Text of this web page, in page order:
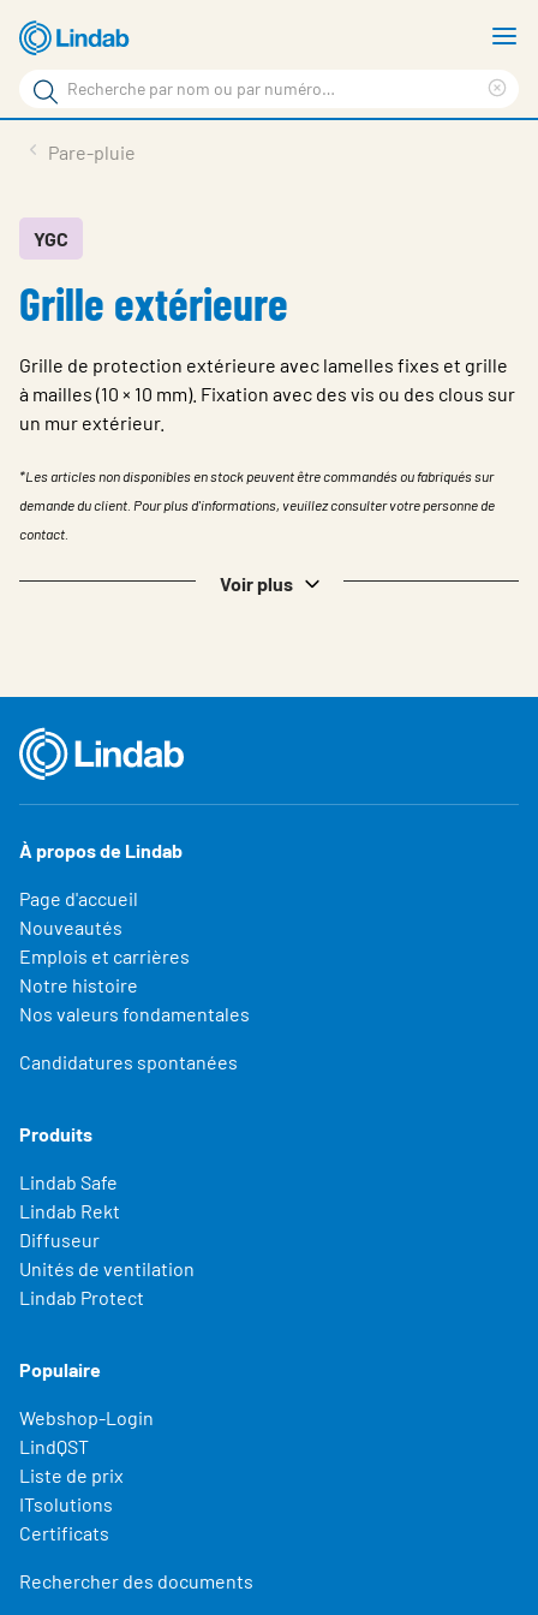
Aller
au
contenu
principal
Rechercher
Rechercher
sur
site
En vedette
À propos de Lindab
Downloads
Choisir la langue
Switzerland - French
Pare-pluie
YGC
Grille extérieure
Grille de protection extérieure avec lamelles fixes et grille
à mailles (10 × 10 mm). Fixation avec des vis ou des clous sur
un mur extérieur.
*Les articles non disponibles en stock peuvent être commandés ou fabriqués sur
demande du client. Pour plus d'informations, veuillez consulter votre personne de
contact.
Voir plus
À propos de Lindab
Page d'accueil
Nouveautés
Emplois et carrières
Notre histoire
Nos valeurs fondamentales
Candidatures spontanées
Produits
Lindab Safe
Lindab Rekt
Diffuseur
Unités de ventilation
Lindab Protect
Populaire
Webshop-Login
LindQST
Liste de prix
ITsolutions
Certificats
Rechercher des documents